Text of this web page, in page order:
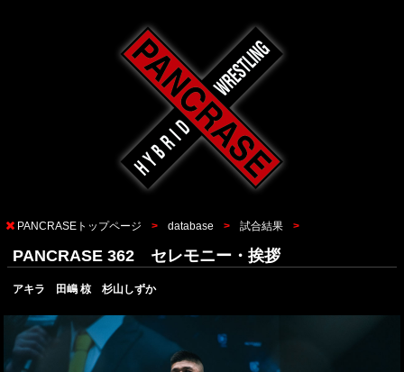
PANCRASEトップページ database 試合結果
PANCRASE 362 セレモニー・挨拶
アキラ 田嶋 椋 杉山しずか